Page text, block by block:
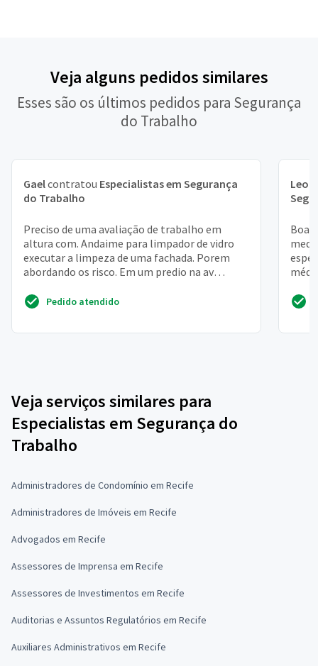
Veja alguns pedidos similares
Esses são os últimos pedidos para Segurança
do Trabalho
Gaelcontratou Especialistas em Segurança
do Trabalho
Preciso de uma avaliação de trabalho em
altura com. Andaime para limpador de vidro
executar a limpeza de uma fachada. Porem
abordando os risco. Em um predio na av
Pedido atendido
Boa
Veja serviços similares para
Especialistas em Segurança do
Trabalho
Administradores de Condomínio em Recife
Administradores de Imóveis em Recife
Advogados em Recife
Assessores de Imprensa em Recife
Assessores de Investimentos em Recife
Auditorias e Assuntos Regulatórios em Recife
Auxiliares Administrativos em Recife